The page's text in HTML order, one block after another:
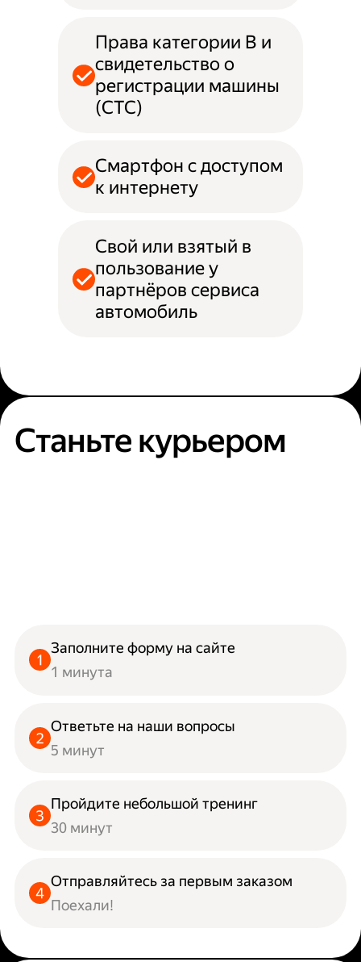
Права категории B и
свидетельство о
регистрации машины
(СТС)
Смартфон с доступом
к интернету
Свой или взятый в
пользование у
партнёров сервиса
автомобиль
Станьте курьером
Заполните форму на сайте
1 минута
Ответьте на наши вопросы
5 минут
Пройдите небольшой тренинг
30 минут
Отправляйтесь за первым заказом
Поехали!